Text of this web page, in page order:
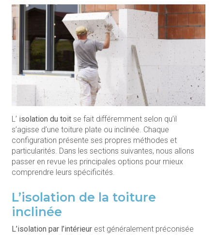
L’ isolation du toit se fait différemment selon qu’il
s’agisse d’une toiture plate ou inclinée. Chaque
configuration présente ses propres méthodes et
particularités. Dans les sections suivantes, nous allons
passer en revue les principales options pour mieux
comprendre leurs spécificités.
L’isolation de la toiture
inclinée
L’isolation par l’intérieur est généralement préconisée